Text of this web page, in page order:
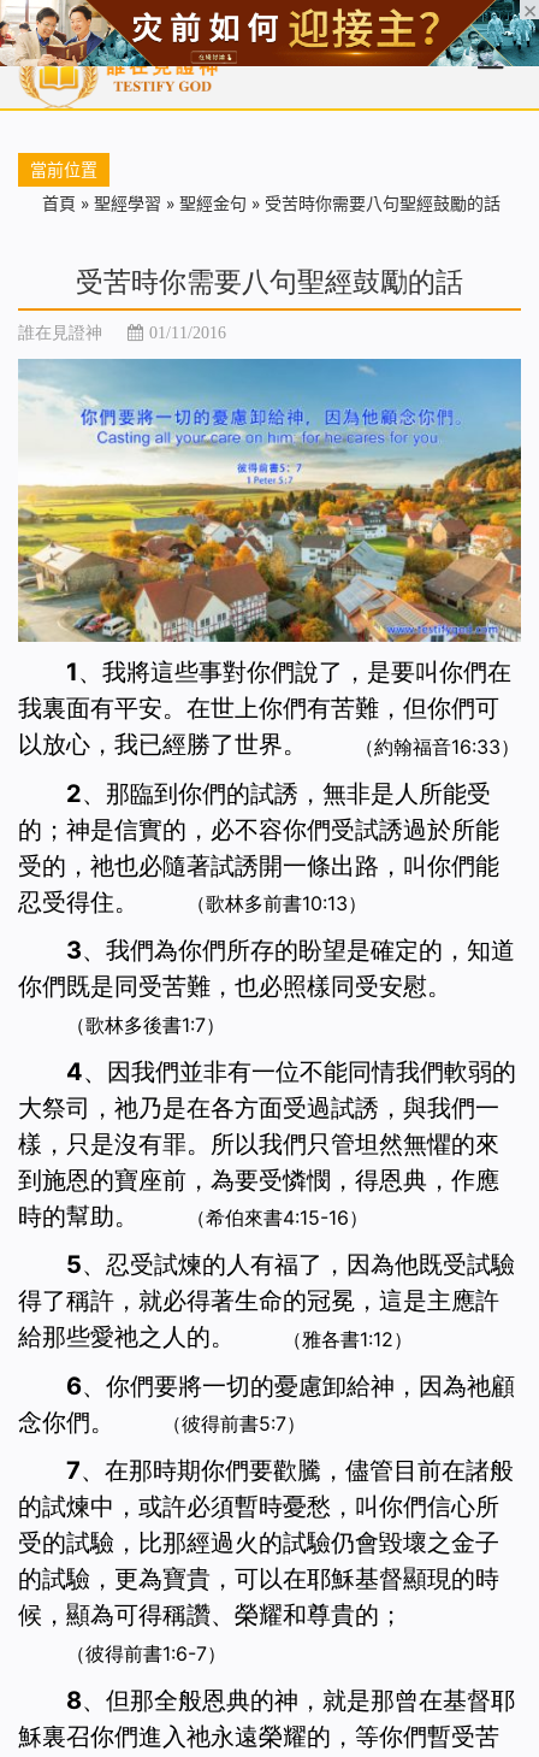
首頁 每日靈糧 天國福音 基督徒見證 信仰解答 聖經
當前位置
首頁 » 聖經學習 » 聖經金句 » 受苦時你需要八句聖經鼓勵的話
受苦時你需要八句聖經鼓勵的話
誰在見證神 01/11/2016
1、我將這些事對你們說了，是要叫你們在
我裏面有平安。在世上你們有苦難，但你們可
以放心，我已經勝了世界。
（約翰福音16:33）
2、那臨到你們的試誘，無非是人所能受
的；神是信實的，必不容你們受試誘過於所能
受的，祂也必隨著試誘開一條出路，叫你們能
忍受得住。
（歌林多前書10:13）
3、我們為你們所存的盼望是確定的，知道
你們既是同受苦難，也必照樣同受安慰。
（歌林多後書1:7）
4、因我們並非有一位不能同情我們軟弱的
大祭司，祂乃是在各方面受過試誘，與我們一
樣，只是沒有罪。所以我們只管坦然無懼的來
到施恩的寶座前，為要受憐憫，得恩典，作應
時的幫助。
（希伯來書4:15-16）
5、忍受試煉的人有福了，因為他既受試驗
得了稱許，就必得著生命的冠冕，這是主應許
給那些愛祂之人的。
（雅各書1:12）
6、你們要將一切的憂慮卸給神，因為祂顧
念你們。
（彼得前書5:7）
7、在那時期你們要歡騰，儘管目前在諸般
的試煉中，或許必須暫時憂愁，叫你們信心所
受的試驗，比那經過火的試驗仍會毀壞之金子
的試驗，更為寶貴，可以在耶穌基督顯現的時
候，顯為可得稱讚、榮耀和尊貴的；
（彼得前書1:6-7）
8、但那全般恩典的神，就是那曾在基督耶
穌裏召你們進入祂永遠榮耀的，等你們暫受苦